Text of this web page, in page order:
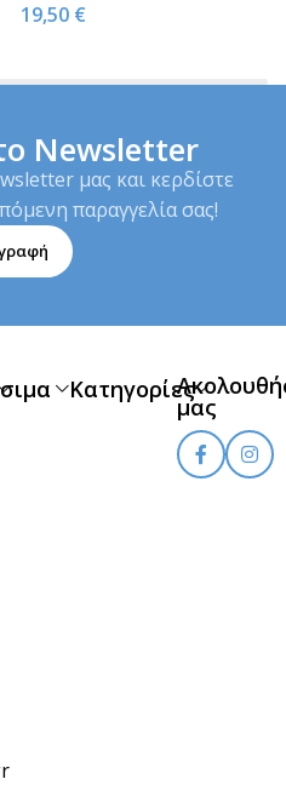
19,50 €
Newsletter
μας και κερδίστε
παραγγελία σας!
Κατηγορίες
μας